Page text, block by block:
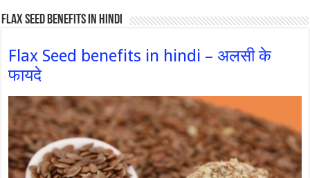
Flax Seed Benefits in hindi
Flax Seed benefits in hindi – अलसी के
फायदे